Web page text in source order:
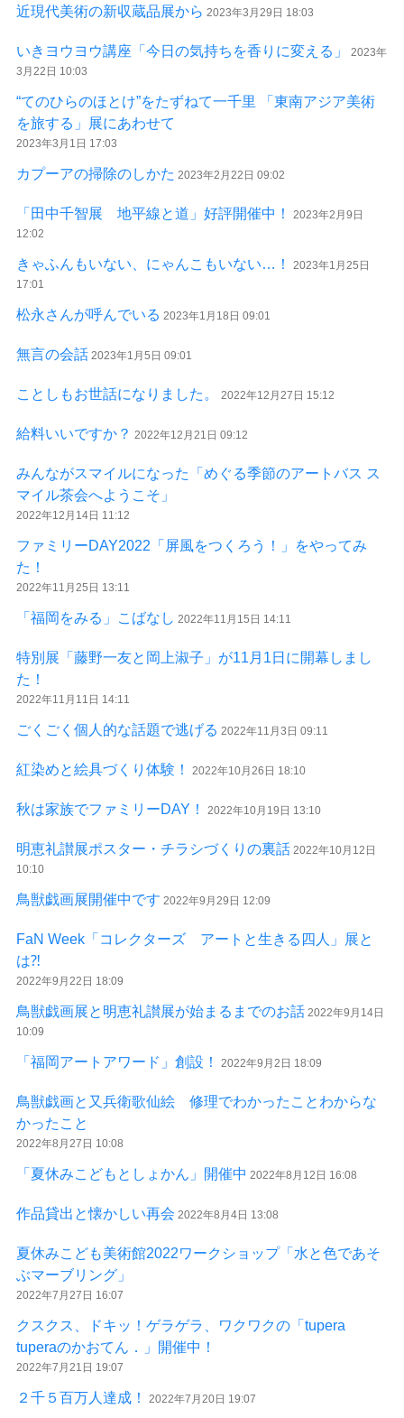
近現代美術の新収蔵品展から 2023年3月29日 18:03
いきヨウヨウ講座「今日の気持ちを香りに変える」
2023年
3月22日 10:03
“てのひらのほとけ”をたずねて一千里 「東南アジア美術
を旅する」展にあわせて
2023年3月1日 17:03
カプーアの掃除のしかた 2023年2月22日 09:02
「田中千智展 地平線と道」好評開催中！
2023年2月9日
12:02
きゃふんもいない、にゃんこもいない…！
2023年1月25日
17:01
松永さんが呼んでいる 2023年1月18日 09:01
無言の会話 2023年1月5日 09:01
ことしもお世話になりました。 2022年12月27日 15:12
給料いいですか？ 2022年12月21日 09:12
みんながスマイルになった「めぐる季節のアートバス ス
マイル茶会へようこそ」
2022年12月14日 11:12
ファミリーDAY2022「屏風をつくろう！」をやってみ
た！
2022年11月25日 13:11
「福岡をみる」こばなし 2022年11月15日 14:11
特別展「藤野一友と岡上淑子」が11月1日に開幕しまし
た！
2022年11月11日 14:11
ごくごく個人的な話題で逃げる 2022年11月3日 09:11
紅染めと絵具づくり体験！ 2022年10月26日 18:10
秋は家族でファミリーDAY！ 2022年10月19日 13:10
明恵礼讃展ポスター・チラシづくりの裏話 2022年10月12日
10:10
鳥獣戯画展開催中です 2022年9月29日 12:09
FaN Week「コレクターズ アートと生きる四人」展と
は⁈
2022年9月22日 18:09
鳥獣戯画展と明恵礼讃展が始まるまでのお話 2022年9月14日
10:09
「福岡アートアワード」創設！ 2022年9月2日 18:09
鳥獣戯画と又兵衛歌仙絵 修理でわかったことわからな
かったこと
2022年8月27日 10:08
「夏休みこどもとしょかん」開催中 2022年8月12日 16:08
作品貸出と懐かしい再会 2022年8月4日 13:08
夏休みこども美術館2022ワークショップ「水と色であそ
ぶマーブリング」
2022年7月27日 16:07
クスクス、ドキッ！ゲラゲラ、ワクワクの「tupera
tuperaのかおてん．」開催中！
2022年7月21日 19:07
２千５百万人達成！ 2022年7月20日 19:07